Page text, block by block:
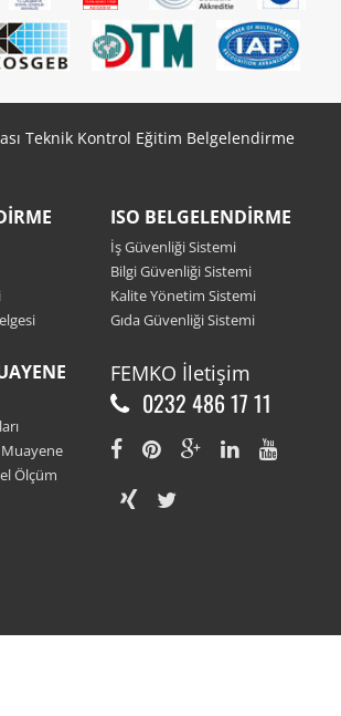
Teknik Kontrol Eğitim Belgelendirme
ISO BELGELENDIRME
İş Güvenliği Sistemi
Bilgi Güvenliği Sistemi
Kalite Yönetim Sistemi
Gıda Güvenliği Sistemi
Ölçüm
FEMKO İletişim
0232 486 17 11